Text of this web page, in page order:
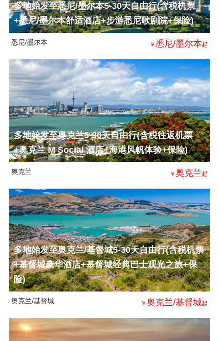
多地始发至悉尼/墨尔本5-30天自由行(含税机票
+悉尼/墨尔本舒适酒店+步游悉尼歌剧院+保险)
悉尼/墨尔本 ￥悉尼/墨尔本起
多地始发至奥克兰5-30天自由行(含税往返机票
+奥克兰 M Social 酒店+海港风帆体验+保险)
奥克兰 ￥奥克兰起
多地始发至奥克兰/基督城5-30天自由行(含税机票
+基督城豪华酒店+基督城经典巴士观光之旅+保
险)
奥克兰/基督城 ￥奥克兰/基督城起